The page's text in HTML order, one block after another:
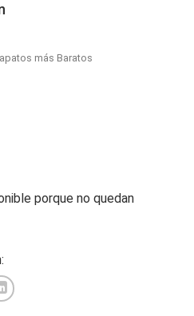
más Baratos
porque no quedan